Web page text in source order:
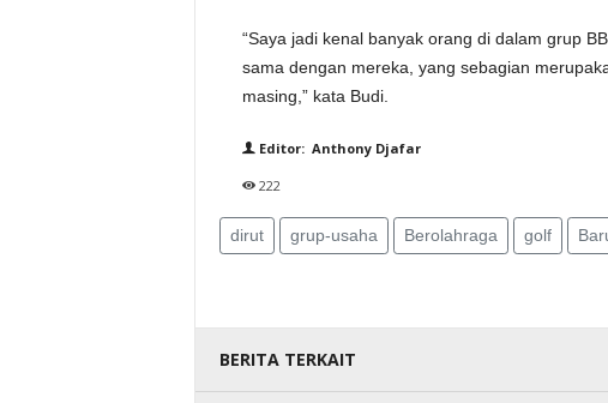
“Saya jadi kenal banyak orang di dalam grup
sama dengan mereka, yang sebagian
masing,” kata Budi.
Editor: Anthony Djafar
222
dirut grup-usaha Berolahraga golf
BERITA TERKAIT